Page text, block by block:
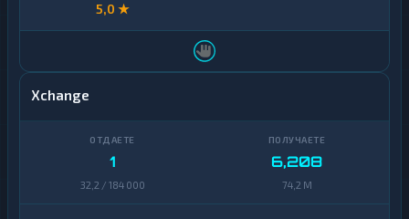
5,0 ★
Xchange
1
32,2 / 184 000
6,208
74,2 M